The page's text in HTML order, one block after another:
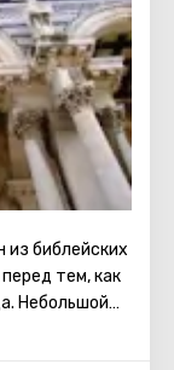
из библейских
тем, как
Небольшой
которые,